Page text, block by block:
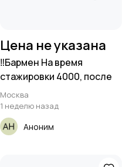
Цена не указана
‼️Бармен На время
стажировки 4000, после
Москва
1 неделю назад
Аноним